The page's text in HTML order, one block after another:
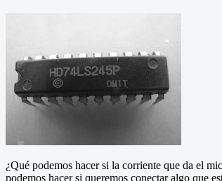
¿Qué podemos hacer si la corriente que da el
podemos hacer si queremos conectar algo que